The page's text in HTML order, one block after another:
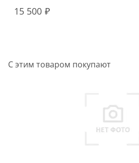
15 500
С этим товаром покупают